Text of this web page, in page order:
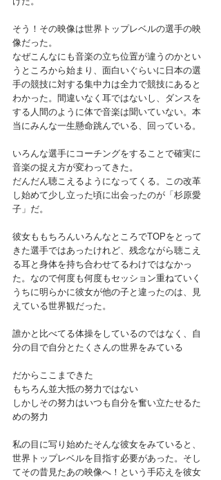
そう！その映像は世界トップレベルの選手の映
像だった。
なぜこんなにも音楽の立ち位置が違うのかとい
うところから始まり、面白いぐらいに日本の選
手の競技に対する集中力は全力で競技にあると
わかった。間違いなく耳ではないし、ダンスを
する人間のように体で音楽は聞いていない。本
当にみんな一生懸命跳んでいる、回っている。
いろんな選手にコーチングをすることで確実に
音楽の捉え方が変わってきた。
だんだん聴こえるようになってくる。この改革
し始めて少し立った頃に出会ったのが「杉原愛
子」だ。
彼女ももちろんいろんなところでTOPをとって
きた選手ではあったけれど、残念ながら聴こえ
る耳と身体を持ち合わせてるわけではなかっ
た。なので何度も何度もセッション重ねていく
うちに明らかに彼女が他の子と違ったのは、見
えている世界観だった。
誰かと比べてる体操をしているのではなく、自
分の目で自分とたくさんの世界をみている
だからここまできた
もちろん並大抵の努力ではない
しかしその努力はいつも自分を奮い立たせるた
めの努力
私の目に写り始めたそんな彼女をみていると、
世界トップレベルを目指す必要があった。そし
てその昔見たあの映像へ！という手応えを彼女